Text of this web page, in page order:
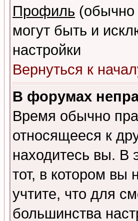
Профиль (обычно
могут быть и
настройки
Вернуться к
В форумах
Время обычно
относящееся к
находитесь вы. В
тот, в котором вы
учтите, что для
большинства